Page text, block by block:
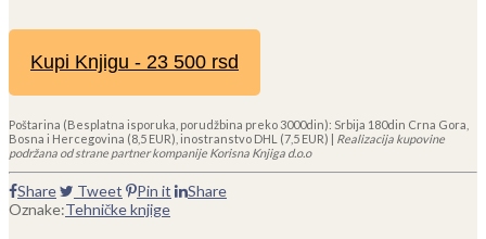
Kupi Knjigu - 23 500 rsd
Poštarina (Besplatna isporuka, porudžbina preko 3000din): Srbija 180din Crna Gora,
Bosna i Hercegovina (8,5 EUR), inostranstvo DHL (7,5 EUR) | Realizacija kupovine
podržana od strane partner kompanije Korisna Knjiga d.o.o
Share Tweet Pin it
Share
Oznake:Tehničke knjige